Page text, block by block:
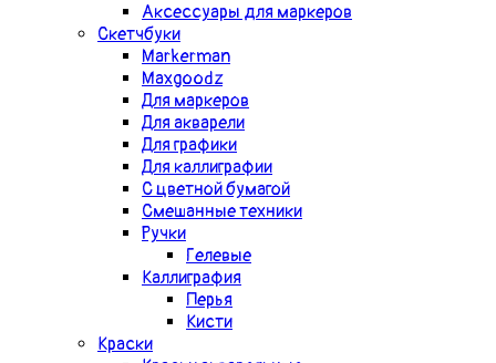
Аксессуары для маркеров
Скетчбуки
Markerman
Maxgoodz
Для маркеров
Для акварели
Для графики
Для каллиграфии
С цветной бумагой
Смешанные техники
Ручки
Гелевые
Каллиграфия
Перья
Кисти
Краски